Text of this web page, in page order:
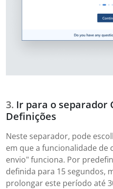
Ir para o separador
Definições
Neste separador, pode
em que a funcionalidade
envio" funciona. Por
definida para 15 segundos,
prolongar este período até